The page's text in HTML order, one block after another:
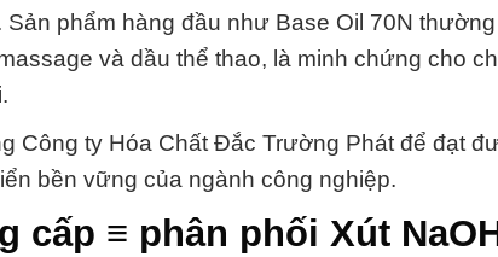
Sản phẩm hàng đầu như Base Oil 70N
và dầu thể thao, là minh chứng cho
Công ty Hóa Chất Đắc Trường Phát để đạt
bền vững của ngành công nghiệp.
cấp ≡ phân phối Xút